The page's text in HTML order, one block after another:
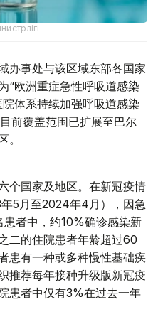
办事处与该区域东部各国家
“欧洲重症急性呼吸道感染
体系持续加强呼吸道感染
前覆盖范围已扩展至巴尔
。
个国家及地区。在新冠疫情
5月至2024年4月），因急
者中，约10%确诊感染新
二的住院患者年龄超过60
患有一种或多种慢性基础疾
荐每年接种升级版新冠疫
患者中仅有3%在过去一年